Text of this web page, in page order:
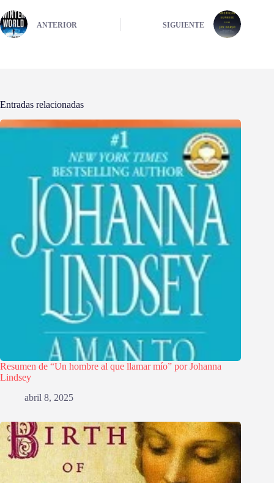
ANTERIOR SIGUIENTE
Entradas relacionadas
Resumen de “Un hombre al que llamar mío” por Johanna
Lindsey
abril 8, 2025